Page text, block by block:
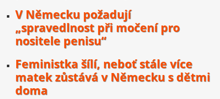
V Německu požadují
„spravedlnost při močení pro
nositele penisu“
Feministka šílí, neboť stále více
matek zůstává v Německu s dětmi
doma